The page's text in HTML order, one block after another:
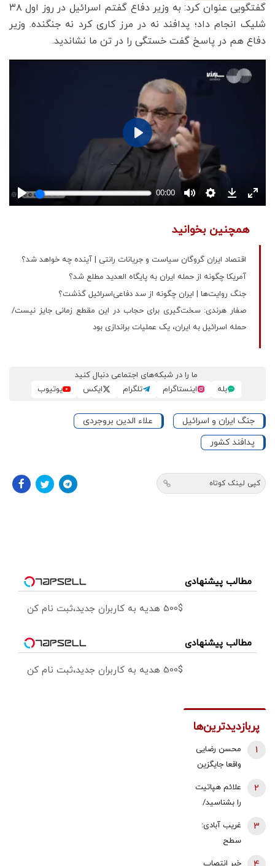
گفتگویی عنوان کرد: به وزیر دفاع گفتم اسرائیل در روز اول ۳۸
شلیک انجام داد؛ پدافند نه در مرز کاری کرد نه جنگنده. وزیر
دفاع هم در پاسخ گفت خستگی را در تن ما نشاندید.
همچنین بخوانید
اقتصاد ایران گروگان سیاست و جریانات رانتی | آینده چه خواهد شد؟
آمریکا چگونه از حمله ایران به پایگاه العدید مطلع شد؟
جنگ روایت‌‌ها | ایران چگونه از سد دفاعی‌اسرائیل گذشت؟
صفار هرندی: سخت‌گیری برای حجاب در این مقطع زمانی جایز نیست/
حمله اسرائیل به ایران، یک عملیات براندازی بود
ما را در شبکه‌های اجتماعی دنبال کنید
بله
اینستاگرام تلگرام ایکس یوتیوب
جنگ ایران و اسرائیل
علاء الدین بروجردی
پدافند کشور
کپی لینک کوتاه
مطالب پیشنهادی
500$ هدیه به کاربران جدید،ثبت نام کن
مطالب پیشنهادی
500$ هدیه به کاربران جدید،ثبت نام کن
پربازدیدترین‌ها
محسن رضایی
واقعا جایگزین
شورای عالی
امنیت ملی
شده است؟
1
علائم هپاتیت
را بشناسید/
پیشرفت
بیماری بر
2
غریب آبادی:
سطح
3
خبر انتصاب